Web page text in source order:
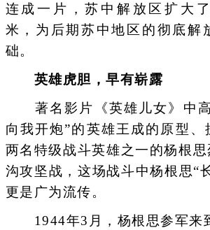
连成一片，苏中解放区扩大
米，为后期苏中地区的彻底解
础。
英雄虎胆，早有崭露
著名影片《英雄儿女》中高
向我开炮”的英雄王成的原型、
两名特级战斗英雄之一的杨根
沟攻坚战，这场战斗中杨根思“
更是广为流传。
1944年3月，杨根思参军来